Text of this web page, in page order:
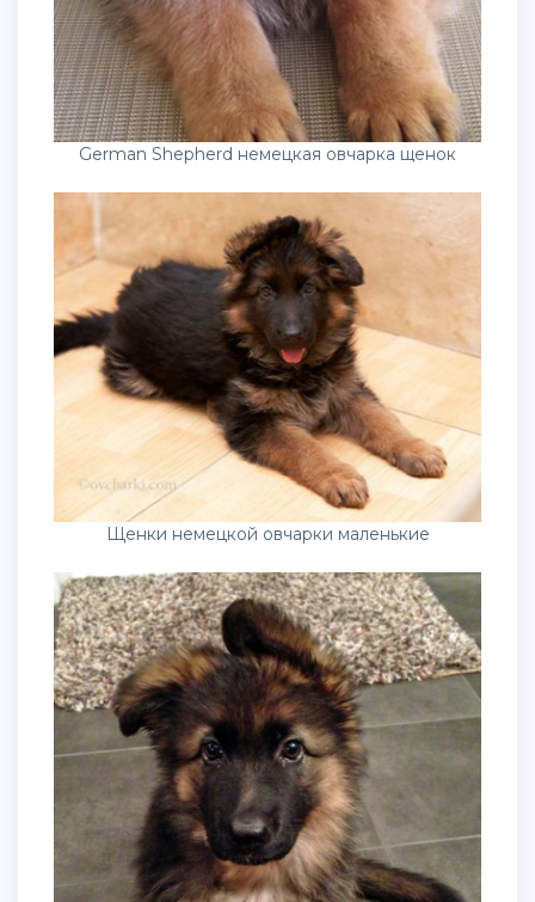
German Shepherd немецкая овчарка щенок
Щенки немецкой овчарки маленькие